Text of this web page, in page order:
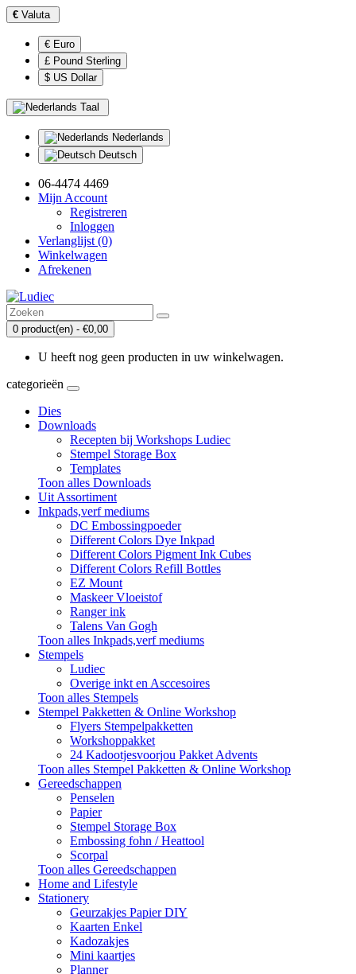
€ Valuta
€ Euro
£ Pound Sterling
$ US Dollar
Taal
Nederlands
Deutsch
06-4474 4469
Mijn Account
Registreren
Inloggen
Verlanglijst (0)
Winkelwagen
Afrekenen
0 product(en) - €0,00
U heeft nog geen producten in uw winkelwagen.
categorieën
Dies
Downloads
Recepten bij Workshops Ludiec
Stempel Storage Box
Templates
Toon alles Downloads
Uit Assortiment
Inkpads,verf mediums
DC Embossingpoeder
Different Colors Dye Inkpad
Different Colors Pigment Ink Cubes
Different Colors Refill Bottles
EZ Mount
Maskeer Vloeistof
Ranger ink
Talens Van Gogh
Toon alles Inkpads,verf mediums
Stempels
Ludiec
Overige inkt en Asccesoires
Toon alles Stempels
Stempel Pakketten & Online Workshop
Flyers Stempelpakketten
Workshoppakket
24 Kadootjesvoorjou Pakket Advents
Toon alles Stempel Pakketten & Online Workshop
Gereedschappen
Penselen
Papier
Stempel Storage Box
Embossing fohn / Heattool
Scorpal
Toon alles Gereedschappen
Home and Lifestyle
Stationery
Geurzakjes Papier DIY
Kaarten Enkel
Kadozakjes
Mini kaartjes
Planner